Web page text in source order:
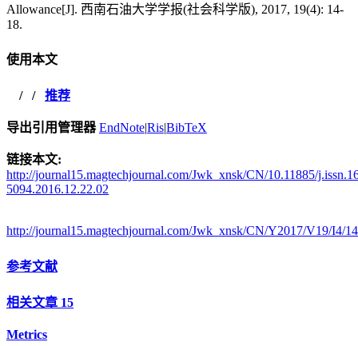
Allowance[J]. 西南石油大学学报(社会科学版), 2017, 19(4): 14-
18.
使用本文
/ / 推荐
导出引用管理器 EndNote|Ris|BibTeX
链接本文:
http://journal15.magtechjournal.com/Jwk_xnsk/CN/10.11885/
5094.2016.12.22.02
http://journal15.magtechjournal.com/Jwk_xnsk/CN/Y2017/V19/I4/14
参考文献
相关文章 15
Metrics